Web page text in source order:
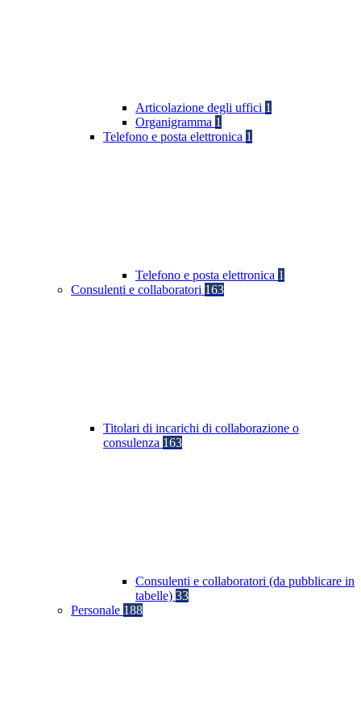
Articolazione degli uffici 1
Organigramma 1
Telefono e posta elettronica 1
Telefono e posta elettronica 1
Consulenti e collaboratori 163
Titolari di incarichi di collaborazione o
consulenza 163
Consulenti e collaboratori (da pubblicare in
tabelle) 33
Personale 188